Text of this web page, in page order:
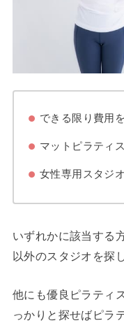
できる限り費用
マットピラティ
女性専用スタジ
いずれかに該当する
以外のスタジオを探
他にも優良ピラティ
っかりと探せばピラ